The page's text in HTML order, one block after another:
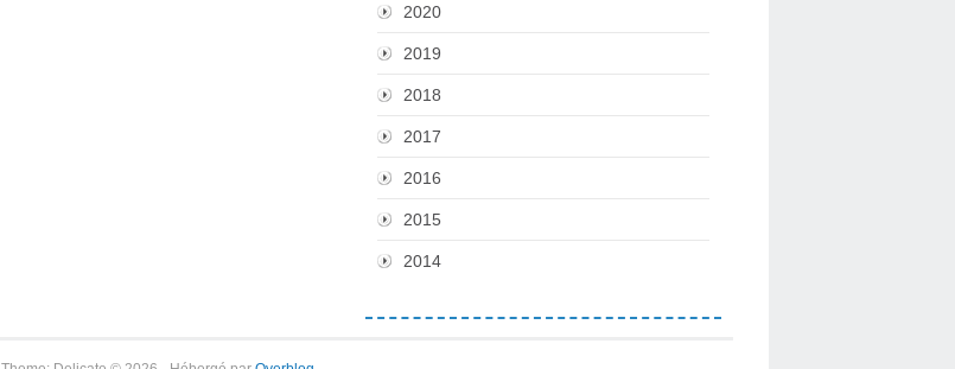
2020
2019
2018
2017
2016
2015
2014